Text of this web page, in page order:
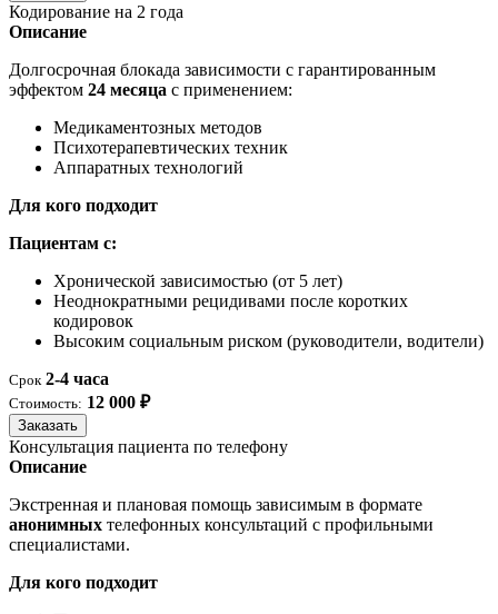
Кодирование на 2 года
Описание
Долгосрочная блокада зависимости с гарантированным
эффектом 24 месяца с применением:
Медикаментозных методов
Психотерапевтических техник
Аппаратных технологий
Для кого подходит
Пациентам с:
Хронической зависимостью (от 5 лет)
Неоднократными рецидивами после коротких
кодировок
Высоким социальным риском (руководители, водители)
Срок 2-4 часа
Стоимость: 12 000 ₽
Заказать
Консультация пациента по телефону
Описание
Экстренная и плановая помощь зависимым в формате
анонимных телефонных консультаций с профильными
специалистами.
Для кого подходит